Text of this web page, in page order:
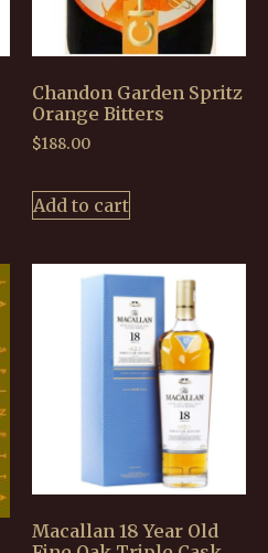
Chandon Garden Spritz
Orange Bitters
$188.00
Add to cart
Macallan 18 Year Old